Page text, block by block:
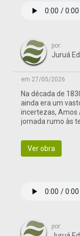
por:
Juruá
em 27/05/2026
Na década de
ainda era um
incertezas, Amos
jornada rumo às
Ver obra
por: